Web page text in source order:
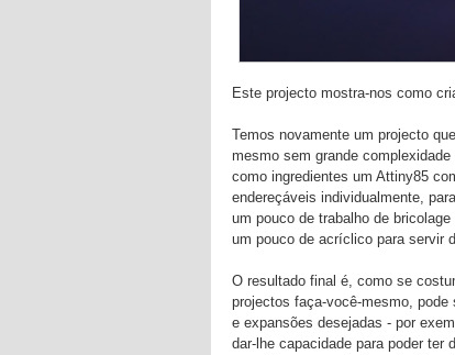
Este projecto mostra-nos como
Temos novamente um projecto
mesmo sem grande
como ingredientes um Attiny85
endereçáveis individualmente,
um pouco de trabalho de
um pouco de acríclico para servir
O resultado final é, como se
projectos faça-você-mesmo,
e expansões desejadas - por
dar-lhe capacidade para poder